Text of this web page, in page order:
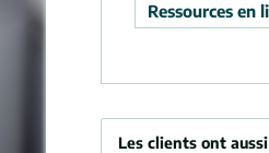
Ressources en
Les clients ont